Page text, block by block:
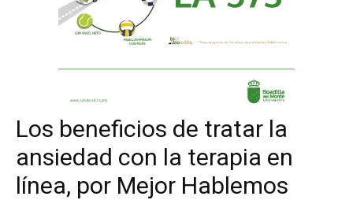
Los beneficios de tratar la
ansiedad con la terapia en
línea, por Mejor Hablemos